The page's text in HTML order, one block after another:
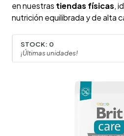
en nuestras tiendas físicas,
nutrición equilibrada y de alta
STOCK: 0
¡Últimas unidades!